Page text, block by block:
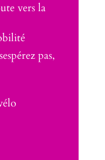
vers la
pas,